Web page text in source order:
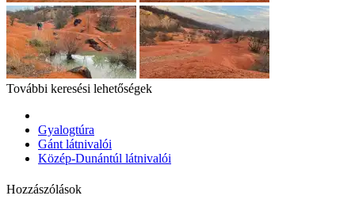
További keresési lehetőségek
Gyalogtúra
Gánt látnivalói
Közép-Dunántúl látnivalói
Hozzászólások